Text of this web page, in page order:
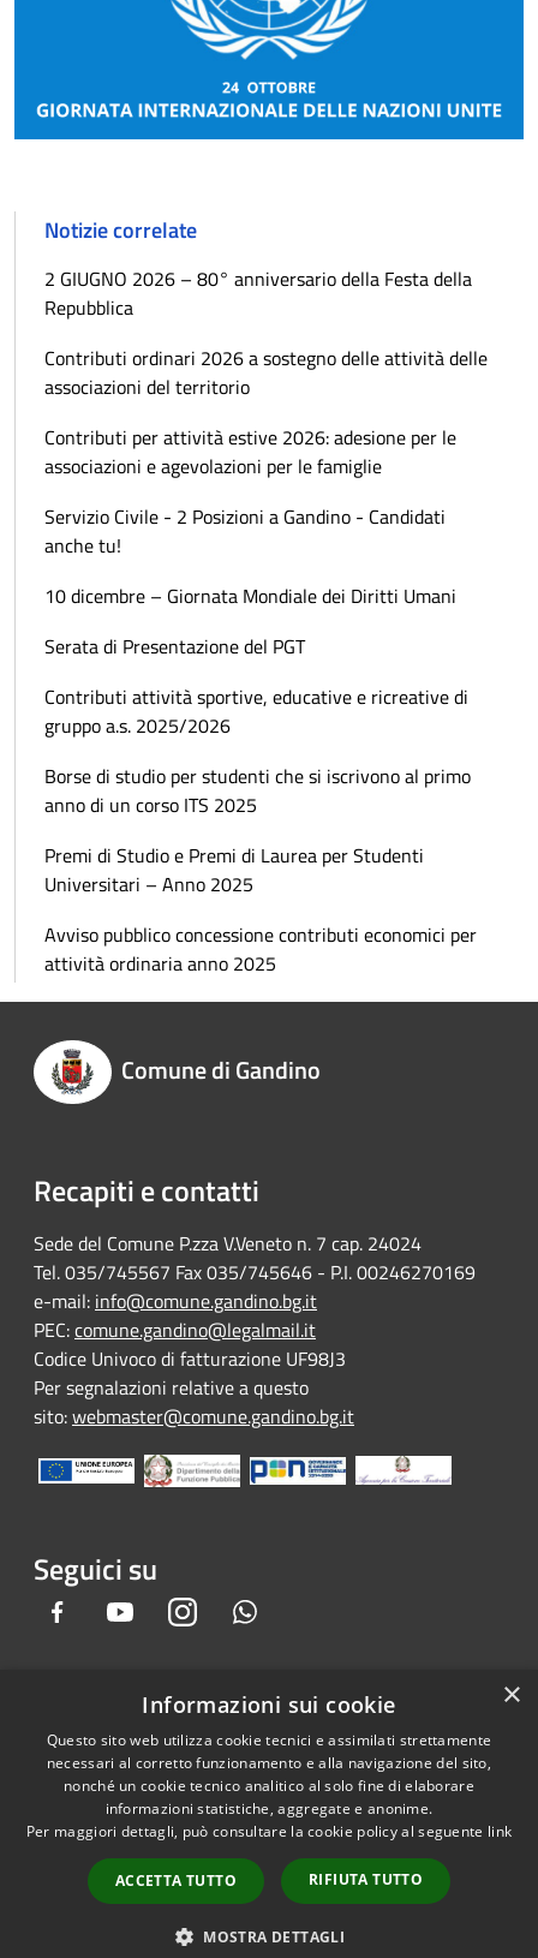
Notizie correlate
2 GIUGNO 2026 – 80° anniversario della Festa della
Repubblica
Contributi ordinari 2026 a sostegno delle attività delle
associazioni del territorio
Contributi per attività estive 2026: adesione per le
associazioni e agevolazioni per le famiglie
Servizio Civile - 2 Posizioni a Gandino - Candidati
anche tu!
10 dicembre – Giornata Mondiale dei Diritti Umani
Serata di Presentazione del PGT
Contributi attività sportive, educative e ricreative di
gruppo a.s. 2025/2026
Borse di studio per studenti che si iscrivono al primo
anno di un corso ITS 2025
Premi di Studio e Premi di Laurea per Studenti
Universitari – Anno 2025
Avviso pubblico concessione contributi economici per
attività ordinaria anno 2025
Comune di Gandino
Recapiti e contatti
Sede del Comune P.zza V.Veneto n. 7 cap. 24024
Tel. 035/745567 Fax 035/745646 - P.I. 00246270169
e-mail: info@comune.gandino.bg.it
PEC:comune.gandino@legalmail.it
Codice Univoco di fatturazione UF98J3
Per segnalazioni relative a questo
sito:webmaster@comune.gandino.bg.it
Seguici su
Facebook YoutubeInstagram
Accessibilità
Privacy
Mappa del sito
Dichiarazione e Feedback
accessibilità sito e app
Gandino • Powered by
Municipium•Accesso
redazione
×
Informazioni sui cookie
Questo sito web utilizza cookie tecnici e assimilati strettamente
necessari al corretto funzionamento e alla navigazione del sito,
nonché un cookie tecnico analitico al solo fine di elaborare
informazioni statistiche, aggregate e anonime.
Per maggiori dettagli, può consultare la cookie policy al seguente link
ACCETTA TUTTO RIFIUTA TUTTO
MOSTRA DETTAGLI